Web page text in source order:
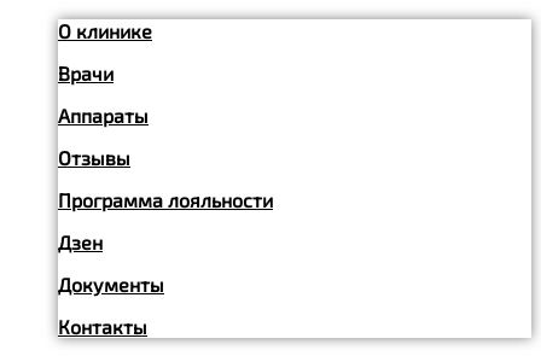
О клинике
Врачи
Аппараты
Отзывы
Программа лояльности
Дзен
Документы
Контакты